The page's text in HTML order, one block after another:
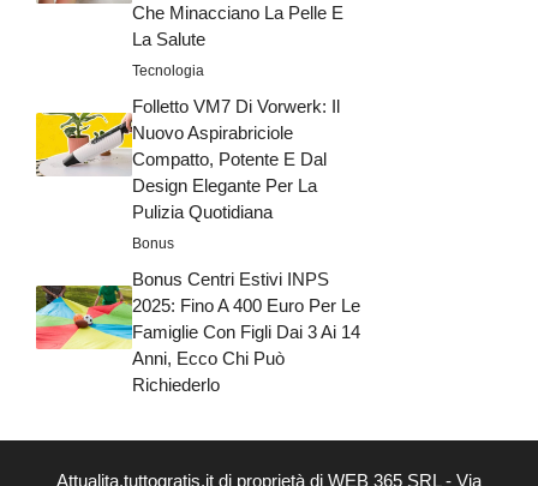
Che Minacciano La Pelle E
La Salute
Tecnologia
Folletto VM7 Di Vorwerk: Il
Nuovo Aspirabriciole
Compatto, Potente E Dal
Design Elegante Per La
Pulizia Quotidiana
Bonus
Bonus Centri Estivi INPS
2025: Fino A 400 Euro Per Le
Famiglie Con Figli Dai 3 Ai 14
Anni, Ecco Chi Può
Richiederlo
Attualita.tuttogratis.it di proprietà di WEB 365 SRL - Via